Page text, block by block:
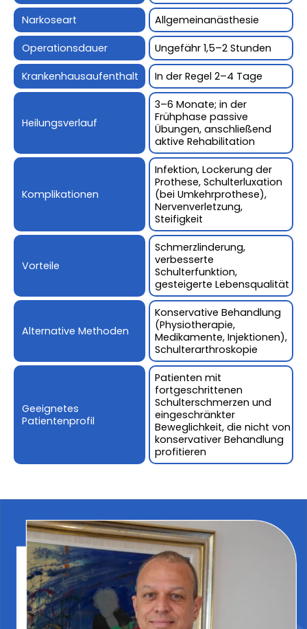
Narkoseart Allgemeinanästhesie
Operationsdauer Ungefähr 1,5–2 Stunden
Krankenhausaufenthalt In der Regel 2–4 Tage
Heilungsverlauf
3–6 Monate; in der
Frühphase passive
Übungen, anschließend
aktive Rehabilitation
Komplikationen
Infektion, Lockerung der
Prothese, Schulterluxation
(bei Umkehrprothese),
Nervenverletzung,
Steifigkeit
Vorteile
Schmerzlinderung,
verbesserte
Schulterfunktion,
gesteigerte Lebensqualität
Alternative Methoden
Konservative Behandlung
(Physiotherapie,
Medikamente, Injektionen),
Schulterarthroskopie
Geeignetes
Patientenprofil
Patienten mit
fortgeschrittenen
Schulterschmerzen und
eingeschränkter
Beweglichkeit, die nicht von
konservativer Behandlung
profitieren